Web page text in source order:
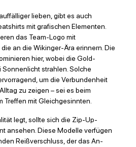
lieben, gibt es auch
mit grafischen Elementen.
das Team-Logo mit
an die Wikinger-Ära erinnern. Die
hier, wobei die Gold-
strahlen. Solche
um die Verbundenheit
zu zeigen – sei es beim
Treffen mit Gleichgesinnten.
legt, sollte sich die Zip-Up-
ansehen. Diese Modelle verfügen
Reißverschluss, der das An-